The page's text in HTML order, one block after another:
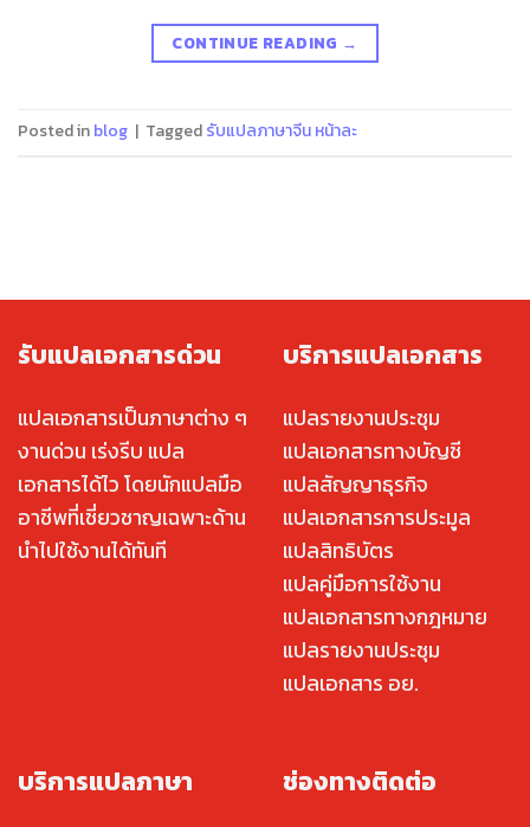
CONTINUE READING →
Posted inblog | Taggedรับแปลภาษาจีน หน้าละ
รับแปลเอกสารด่วน
แปลเอกสารเป็นภาษาต่าง ๆ
งานด่วน เร่งรีบ แปล
เอกสารได้ไว โดยนักแปลมือ
อาชีพที่เชี่ยวชาญเฉพาะด้าน
นำไปใช้งานได้ทันที
บริการแปลเอกสาร
แปลรายงานประชุม
แปลเอกสารทางบัญชี
แปลสัญญาธุรกิจ
แปลเอกสารการประมูล
แปลสิทธิบัตร
แปลคู่มือการใช้งาน
แปลเอกสารทางกฎหมาย
แปลรายงานประชุม
แปลเอกสาร อย.
บริการแปลภาษา ช่องทางติดต่อ